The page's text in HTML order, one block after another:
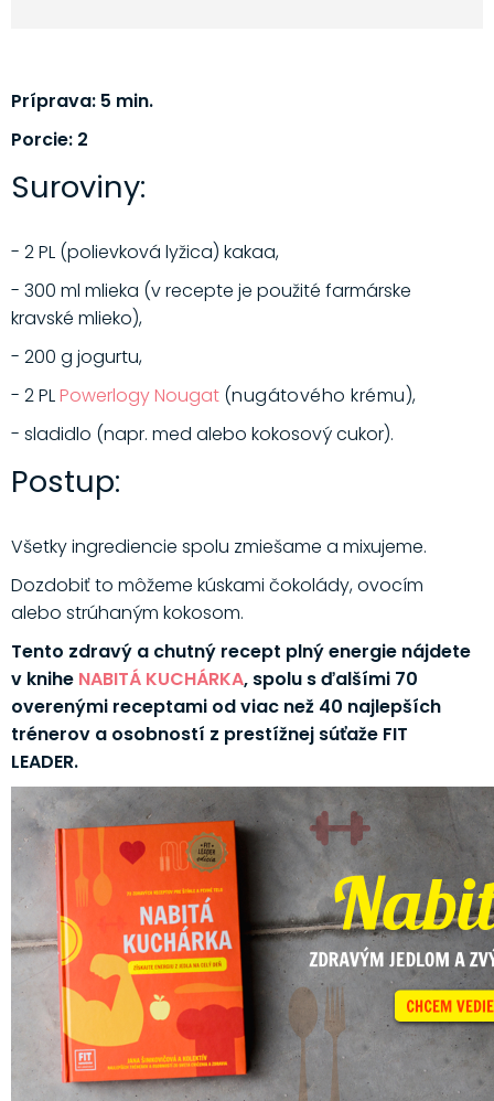
Príprava: 5 min.
Porcie: 2
Suroviny:
- 2 PL (polievková lyžica) kakaa,
- 300 ml mlieka (v recepte je použité farmárske
kravské mlieko),
- 200 g jogurtu,
- 2 PLPowerlogy Nougat (nugátového krému),
- sladidlo (napr. med alebo kokosový cukor).
Postup:
Všetky ingrediencie spolu zmiešame a mixujeme.
Dozdobiť to môžeme kúskami čokolády, ovocím
alebo strúhaným kokosom.
Tento zdravý a chutný recept plný energie nájdete
v knihe NABITÁ KUCHÁRKA, spolu s ďalšími 70
overenými receptami od viac než 40 najlepších
trénerov a osobností z prestížnej súťaže FIT
LEADER.